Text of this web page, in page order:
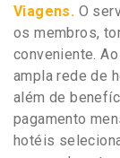
Viagens. O
os membros,
conveniente.
ampla rede de
além de
pagamento
hotéis